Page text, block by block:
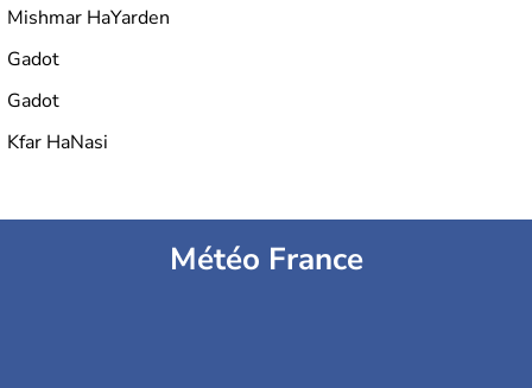
Mishmar HaYarden
Gadot
Gadot
Kfar HaNasi
Météo France